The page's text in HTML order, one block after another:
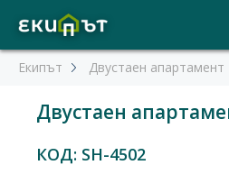
Екипът Двустаен
Двустаен
КОД: SH-4502